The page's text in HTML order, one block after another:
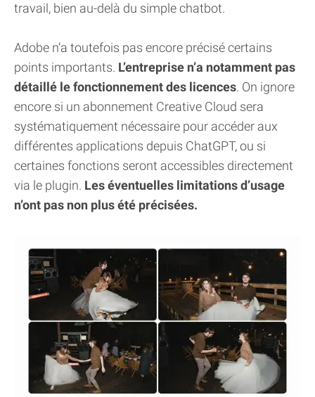
travail, bien au-delà du simple chatbot.
Adobe n’a toutefois pas encore précisé certains
points importants. L’entreprise n’a notamment pas
détaillé le fonctionnement des licences. On ignore
encore si un abonnement Creative Cloud sera
systématiquement nécessaire pour accéder aux
différentes applications depuis ChatGPT, ou si
certaines fonctions seront accessibles directement
via le plugin. Les éventuelles limitations d’usage
n’ont pas non plus été précisées.